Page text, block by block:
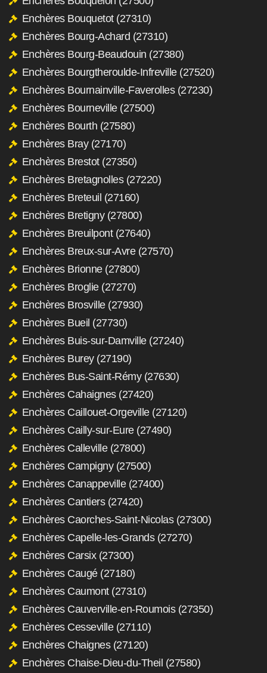
Enchères Bouquetot (27310)
Enchères Bourg-Achard (27310)
Enchères Bourg-Beaudouin (27380)
Enchères Bourgtheroulde-Infreville (27520)
Enchères Bournainville-Faverolles (27230)
Enchères Bourneville (27500)
Enchères Bourth (27580)
Enchères Bray (27170)
Enchères Brestot (27350)
Enchères Bretagnolles (27220)
Enchères Breteuil (27160)
Enchères Bretigny (27800)
Enchères Breuilpont (27640)
Enchères Breux-sur-Avre (27570)
Enchères Brionne (27800)
Enchères Broglie (27270)
Enchères Brosville (27930)
Enchères Bueil (27730)
Enchères Buis-sur-Damville (27240)
Enchères Burey (27190)
Enchères Bus-Saint-Rémy (27630)
Enchères Cahaignes (27420)
Enchères Caillouet-Orgeville (27120)
Enchères Cailly-sur-Eure (27490)
Enchères Calleville (27800)
Enchères Campigny (27500)
Enchères Canappeville (27400)
Enchères Cantiers (27420)
Enchères Caorches-Saint-Nicolas (27300)
Enchères Capelle-les-Grands (27270)
Enchères Carsix (27300)
Enchères Caugé (27180)
Enchères Caumont (27310)
Enchères Cauverville-en-Roumois (27350)
Enchères Cesseville (27110)
Enchères Chaignes (27120)
Enchères Chaise-Dieu-du-Theil (27580)